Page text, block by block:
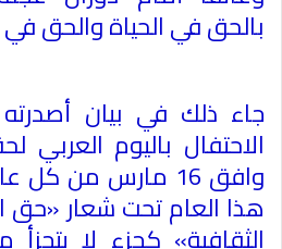
بالحق في الحياة والحق
جاء ذلك في بيان أصدرته
الاحتفال باليوم العربي
وافق 16 مارس من
هذا العام تحت شعار «حق
الثقافية» كجزء لا